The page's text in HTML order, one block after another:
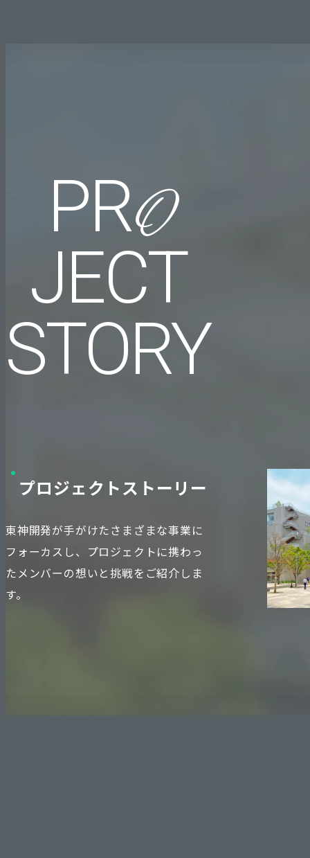
PRO
JECT
STORY
プロジェクトストーリー
東神開発が手がけたさまざまな事業に
フォーカスし、プロジェクトに携わっ
たメンバーの想いと挑戦をご紹介しま
す。